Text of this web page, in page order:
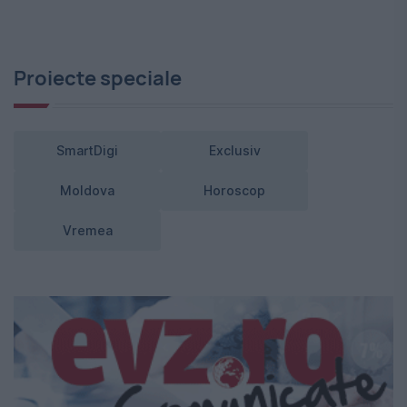
Proiecte speciale
SmartDigi Exclusiv
Moldova Horoscop
Vremea